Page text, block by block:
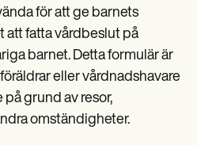
för att ge barnets
att fatta vårdbeslut på
barnet. Detta formulär är
eller vårdnadshavare
på grund av resor,
omständigheter.